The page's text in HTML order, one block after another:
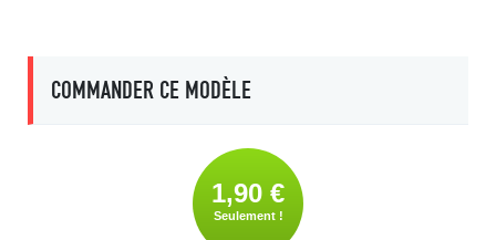
COMMANDER CE MODÈLE
1,90 €
Seulement !